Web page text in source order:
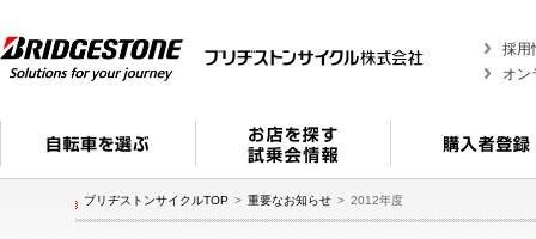
採用
オン
ブリヂストンサイクルTOP 重要なお知らせ 2012年度